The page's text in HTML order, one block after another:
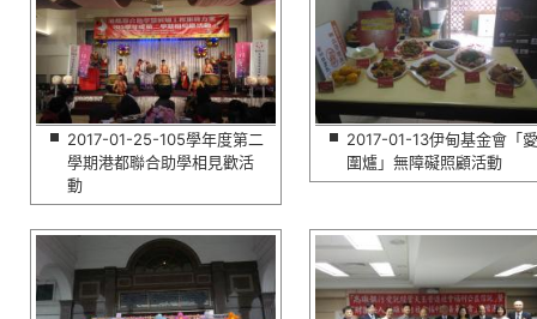
2017-01-25-105學年度第二
學期港都聯合助學相見歡活
動
2017-01-13伊甸基金會「愛
圍爐」無障礙照顧活動